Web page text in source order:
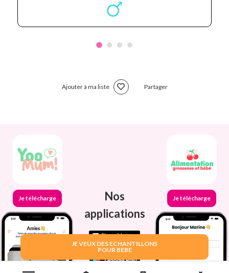
JE VEUX DES ECHANTILLONS
POUR BEBE
Ajouter à ma liste Partager
Je télécharge
Nos
applications
Je télécharge